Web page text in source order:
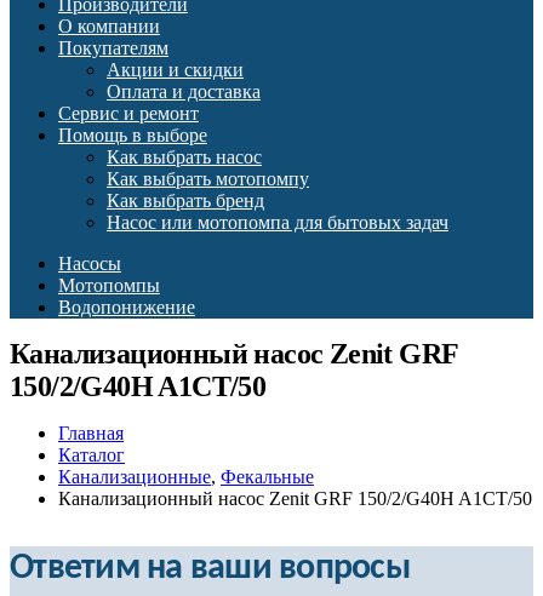
О компании
Покупателям
Акции и скидки
Оплата и доставка
Сервис и ремонт
Помощь в выборе
Как выбрать насос
Как выбрать мотопомпу
Как выбрать бренд
Насос или мотопомпа для бытовых задач
Насосы
Мотопомпы
Водопонижение
Канализационный насос Zenit GRF
150/2/G40H A1CT/50
Главная
Каталог
Канализационные, Фекальные
Канализационный насос Zenit GRF 150/2/G40H A1CT/50
Ответим на ваши вопросы